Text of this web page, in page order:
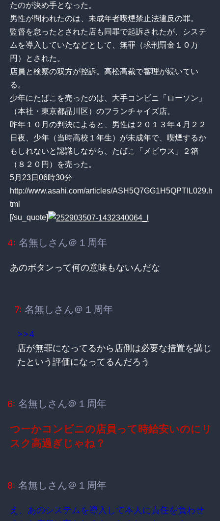
たのが決め手となった。
男性が問われたのは、未成年者喫煙禁止法違反の罪。
監督を怠ったとされた店も同罪で起訴されたが、システ
ムを導入していたなどとして、無罪（求刑罰金１０万
円）とされた。
店員と検察の双方が控訴。高松高裁で審理が続いてい
る。
少年にたばこを売ったのは、大手コンビニ「ローソン」
（本社・東京都品川区）のフランチャイズ店。
昨年１０月の判決によると、男性は２０１３年４月２２
日夜、少年（当時高校１年生）が未成年で、喫煙するか
もしれないと認識しながら、たばこ「メビウス」２箱
（８２０円）を売った。
5月23日06時30分
http://www.asahi.com/articles/ASH5Q7GG1H5QPTIL029.h
tml
[/su_quote]
4: 名無しさん＠１周年
あのボタンって何の意味もないんだな
7: 名無しさん＠１周年
>>4
店が無罪になってるから店側は必要な措置を講じ
たという評価になってるんだろう
6: 名無しさん＠１周年
つーかコンビニの店員って時給安いのにリ
スク高過ぎじゃね？
8: 名無しさん＠１周年
え、あのシステムを導入して本人に責任を負わせ